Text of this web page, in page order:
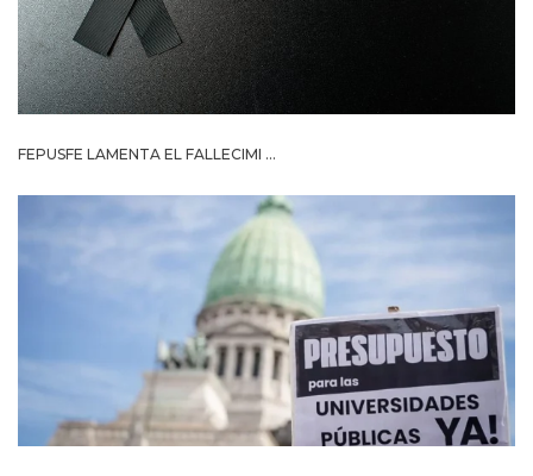
FEPUSFE LAMENTA EL FALLECIMI ...